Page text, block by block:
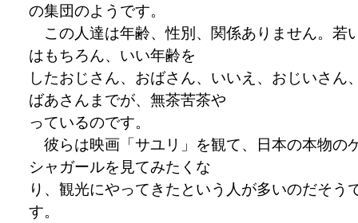
の集団のようです。
この人達は年齢、性別、関係ありません。若
はもちろん、いい年齢を
したおじさん、おばさん、いいえ、おじいさん
ばあさんまでが、無茶苦茶や
っているのです。
彼らは映画「サユリ」を観て、日本の本物の
シャガールを見てみたくな
り、観光にやってきたという人が多いのだそう
す。